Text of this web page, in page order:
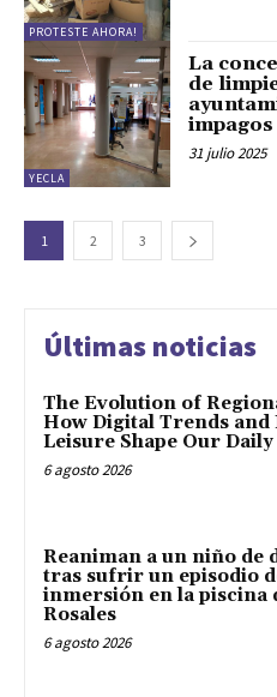
PROTESTE AHORA!
YECLA
La
de
impagos
31 julio 2025
1 2 3
Últimas noticias
The Evolution of
How Digital Trends and
Leisure Shape Our
6 agosto 2026
Reaniman a un niño de
tras sufrir un episodio
inmersión en la piscina
Rosales
6 agosto 2026